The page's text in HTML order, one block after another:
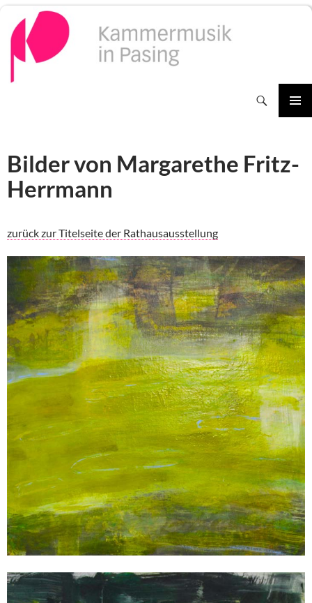
Inhalt
springen
Bilder von Margarethe Fritz-
Herrmann
zurück zur Titelseite der Rathausausstellung